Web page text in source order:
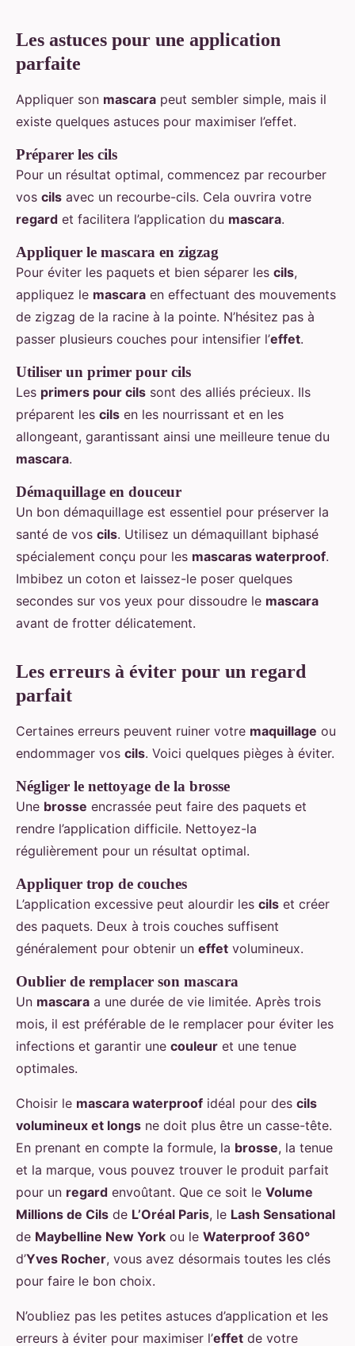
Les astuces pour une application
parfaite
Appliquer son mascara peut sembler simple, mais il
existe quelques astuces pour maximiser l’effet.
Préparer les cils
Pour un résultat optimal, commencez par recourber
vos cils avec un recourbe-cils. Cela ouvrira votre
regard et facilitera l’application du mascara.
Appliquer le mascara en zigzag
Pour éviter les paquets et bien séparer les cils,
appliquez le mascara en effectuant des mouvements
de zigzag de la racine à la pointe. N’hésitez pas à
passer plusieurs couches pour intensifier l’effet.
Utiliser un primer pour cils
Les primers pour cils sont des alliés précieux. Ils
préparent les cils en les nourrissant et en les
allongeant, garantissant ainsi une meilleure tenue du
mascara.
Démaquillage en douceur
Un bon démaquillage est essentiel pour préserver la
santé de vos cils. Utilisez un démaquillant biphasé
spécialement conçu pour les mascaras waterproof.
Imbibez un coton et laissez-le poser quelques
secondes sur vos yeux pour dissoudre le mascara
avant de frotter délicatement.
Les erreurs à éviter pour un regard
parfait
Certaines erreurs peuvent ruiner votre maquillage ou
endommager vos cils. Voici quelques pièges à éviter.
Négliger le nettoyage de la brosse
Une brosse encrassée peut faire des paquets et
rendre l’application difficile. Nettoyez-la
régulièrement pour un résultat optimal.
Appliquer trop de couches
L’application excessive peut alourdir les cils et créer
des paquets. Deux à trois couches suffisent
généralement pour obtenir un effet volumineux.
Oublier de remplacer son mascara
Un mascara a une durée de vie limitée. Après trois
mois, il est préférable de le remplacer pour éviter les
infections et garantir une couleur et une tenue
optimales.
Choisir le mascara waterproof idéal pour des cils
volumineux et longs ne doit plus être un casse-tête.
En prenant en compte la formule, la brosse, la tenue
et la marque, vous pouvez trouver le produit parfait
pour un regard envoûtant. Que ce soit le Volume
Millions de Cils de L’Oréal Paris, le Lash Sensational
de Maybelline New York ou le Waterproof 360°
d’Yves Rocher, vous avez désormais toutes les clés
pour faire le bon choix.
N’oubliez pas les petites astuces d’application et les
erreurs à éviter pour maximiser l’effet de votre